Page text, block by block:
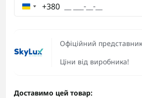
Офіційний
Ціни від виробника!
+380
Доставимо цей товар: